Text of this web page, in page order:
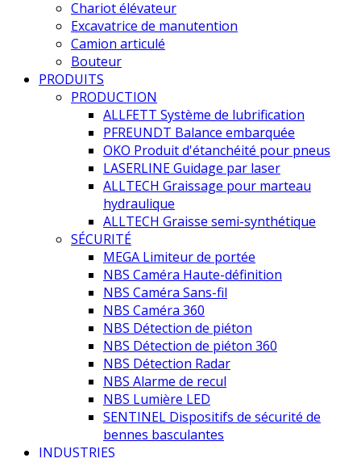
Chariot élévateur
Excavatrice de manutention
Camion articulé
Bouteur
PRODUITS
PRODUCTION
ALLFETT Système de lubrification
PFREUNDT Balance embarquée
OKO Produit d'étanchéité pour pneus
LASERLINE Guidage par laser
ALLTECH Graissage pour marteau
hydraulique
ALLTECH Graisse semi-synthétique
SÉCURITÉ
MEGA Limiteur de portée
NBS Caméra Haute-définition
NBS Caméra Sans-fil
NBS Caméra 360
NBS Détection de piéton
NBS Détection de piéton 360
NBS Détection Radar
NBS Alarme de recul
NBS Lumière LED
SENTINEL Dispositifs de sécurité de
bennes basculantes
INDUSTRIES